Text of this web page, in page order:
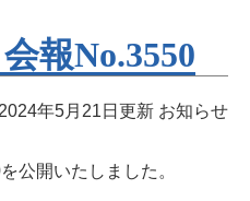
報No.3550
2024年5月21日更新 お知らせ
公開いたしました。